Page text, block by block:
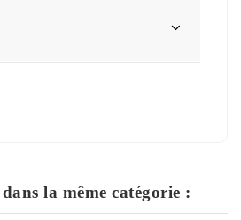
la même catégorie :